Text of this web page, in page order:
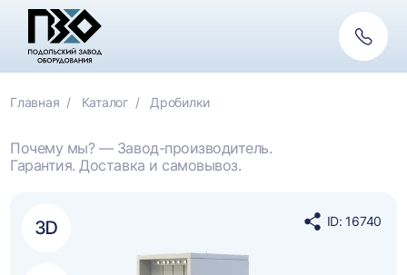
связь
Главная Каталог Дробилки
Почему мы? — Завод-производитель.
Гарантия. Доставка и самовывоз.
ID: 16740